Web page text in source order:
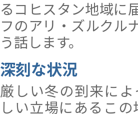
るコヒスタン地域に
フのアリ・ズルクル
う話します。
深刻な状況
厳しい冬の到来によ
しい立場にあるこ